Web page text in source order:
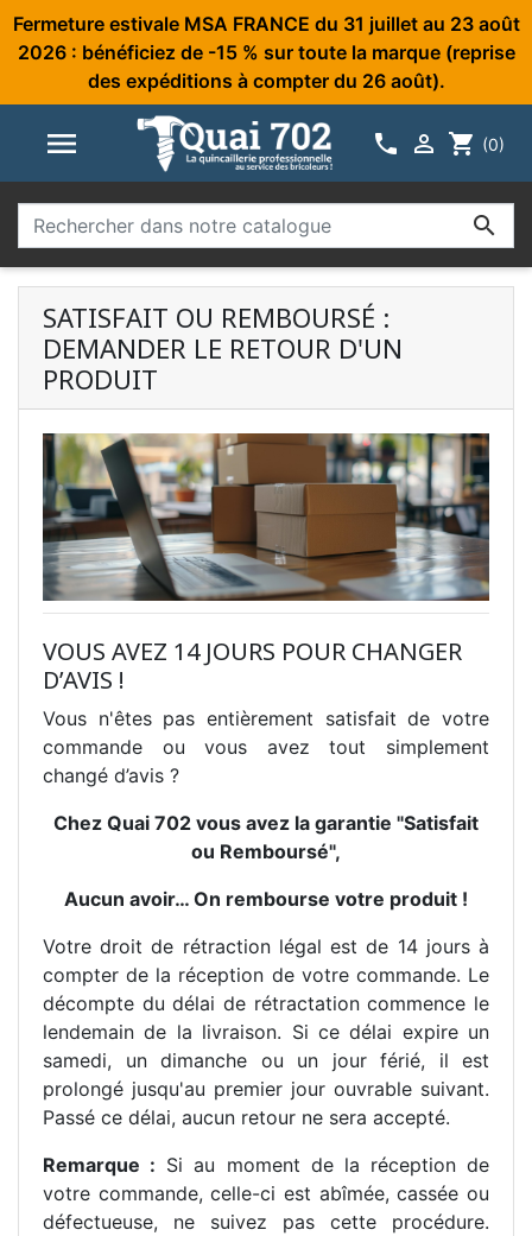
Fermeture estivale MSA FRANCE du 31 juillet au 23 août
2026 : bénéficiez de -15 % sur toute la marque (reprise
des expéditions à compter du 26 août).
   shopping_cart (0)

SATISFAIT OU REMBOURSÉ :
DEMANDER LE RETOUR D'UN
PRODUIT
VOUS AVEZ 14 JOURS POUR CHANGER
D’AVIS !
Vous n'êtes pas entièrement satisfait de votre
commande ou vous avez tout simplement
changé d’avis ?
Chez Quai 702 vous avez la garantie "Satisfait
ou Remboursé",
Aucun avoir… On rembourse votre produit !
Votre droit de rétraction légal est de 14 jours à
compter de la réception de votre commande. Le
décompte du délai de rétractation commence le
lendemain de la livraison. Si ce délai expire un
samedi, un dimanche ou un jour férié, il est
prolongé jusqu'au premier jour ouvrable suivant.
Passé ce délai, aucun retour ne sera accepté.
Remarque : Si au moment de la réception de
votre commande, celle-ci est abîmée, cassée ou
défectueuse, ne suivez pas cette procédure.